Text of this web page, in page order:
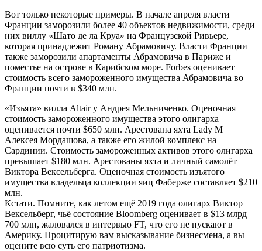
Вот только некоторые примеры. В начале апреля власти
Франции заморозили более 40 объектов недвижимости, среди
них виллу «Шато де ла Круа» на Французской Ривьере,
которая принадлежит Роману Абрамовичу. Власти Франции
также заморозили апартаменты Абрамовича в Париже и
поместье на острове в Карибском море. Forbes оценивает
стоимость всего замороженного имущества Абрамовича во
Франции почти в $340 млн.
«Изъята» вилла Altair у Андрея Мельниченко. Оценочная
стоимость замороженного имущества этого олигарха
оценивается почти $650 млн. Арестована яхта Lady M
Алексея Мордашова, а также его жилой комплекс на
Сардинии. Стоимость замороженных активов этого олигарха
превышает $180 млн. Арестованы яхта и личный самолёт
Виктора Вексельберга. Оценочная стоимость изъятого
имущества владельца коллекции яиц Фаберже составляет $210
млн.
Кстати. Помните, как летом ещё 2019 года олигарх Виктор
Вексельберг, чьё состояние Bloomberg оценивает в $13 млрд
700 млн, жаловался в интервью FT, что его не пускают в
Америку. Процитирую вам высказывание бизнесмена, а вы
оцените всю суть его патриотизма.